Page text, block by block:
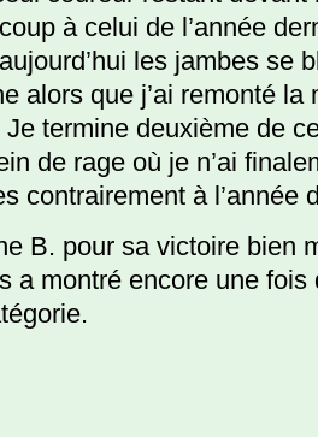
à celui de l’année
les jambes se
alors que j’ai remonté la
termine deuxième de
de rage où je n’ai
contrairement à l’année
B. pour sa victoire bien
a montré encore une fois